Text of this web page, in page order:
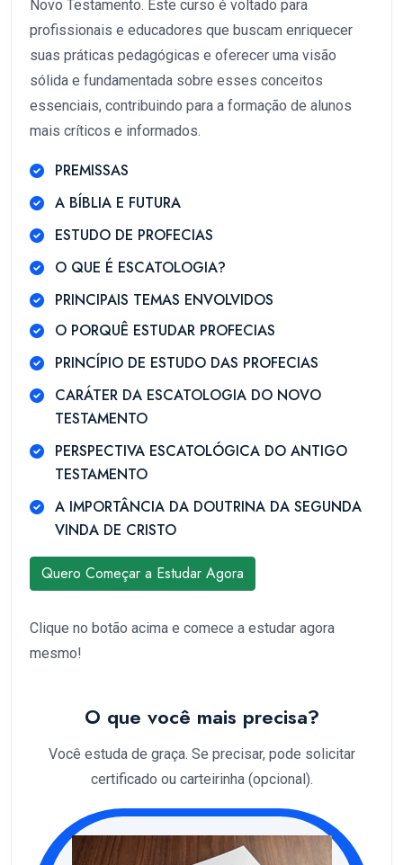
Novo Testamento. Este curso é voltado para
profissionais e educadores que buscam enriquecer
suas práticas pedagógicas e oferecer uma visão
sólida e fundamentada sobre esses conceitos
essenciais, contribuindo para a formação de alunos
mais críticos e informados.
PREMISSAS
A BÍBLIA E FUTURA
ESTUDO DE PROFECIAS
O QUE É ESCATOLOGIA?
PRINCIPAIS TEMAS ENVOLVIDOS
O PORQUÊ ESTUDAR PROFECIAS
PRINCÍPIO DE ESTUDO DAS PROFECIAS
CARÁTER DA ESCATOLOGIA DO NOVO
TESTAMENTO
PERSPECTIVA ESCATOLÓGICA DO ANTIGO
TESTAMENTO
A IMPORTÂNCIA DA DOUTRINA DA SEGUNDA
VINDA DE CRISTO
Quero Começar a Estudar Agora
Clique no botão acima e comece a estudar agora
mesmo!
O que você mais precisa?
Você estuda de graça. Se precisar, pode solicitar
certificado ou carteirinha (opcional).